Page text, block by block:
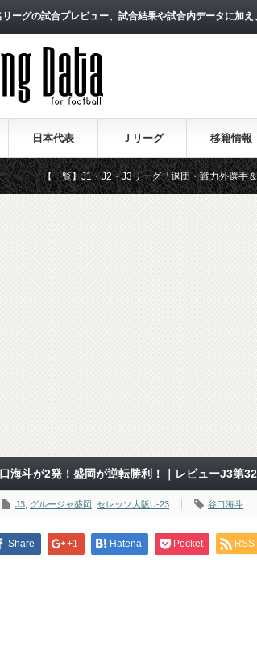
ーグの試合プレビュー、試合結果や試合内データに加
日本代表 Ｊリーグ 移籍情報
】J1・J2・J3リーグ「退団・戦力外選手＆新加入選手」
海斗が2発！盛岡が逆転勝利！｜レビューJ3第
J3 グルージャ盛岡 セレッソ大阪U-23 谷口海斗
Share +1 Hatena Pocket RSS